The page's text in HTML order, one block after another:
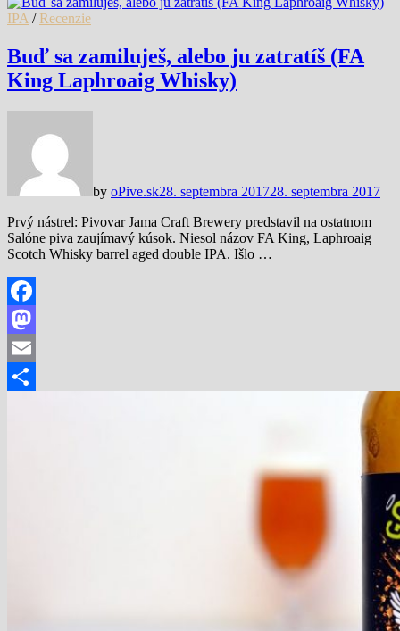
Share
IPA / Recenzie
Buď sa zamiluješ, alebo ju zatratíš (FA
King Laphroaig Whisky)
by oPive.sk28. septembra 201728. septembra 2017
Prvý nástrel: Pivovar Jama Craft Brewery predstavil na ostatnom
Salóne piva zaujímavý kúsok. Niesol názov FA King, Laphroaig
Scotch Whisky barrel aged double IPA. Išlo …
Facebook
Mastodon
Email